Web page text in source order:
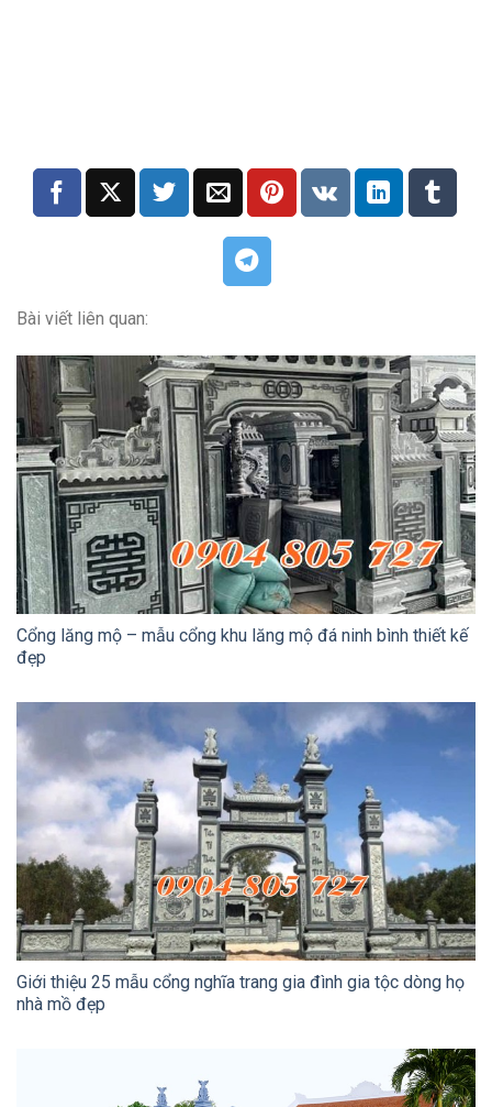
Bài viết liên quan:
Cổng lăng mộ – mẫu cổng khu lăng mộ đá ninh bình thiết kế
đẹp
Giới thiệu 25 mẫu cổng nghĩa trang gia đình gia tộc dòng họ
nhà mồ đẹp